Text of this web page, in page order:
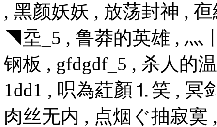
, 黑颜妖妖 , 放荡封神 ,
◥坖_5 , 鲁莽的英雄 , 灬
钢板 , gfdgdf_5 , 杀人的
1dd1 , 呮為葒顏⒈笑 , 冥
肉丝无内 , 点烟ぐ抽寂寞